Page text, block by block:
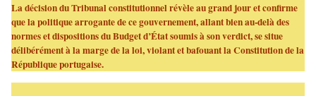
La décision du Tribunal constitutionnel révèle au grand jour et confirme
que la politique arrogante de ce gouvernement, allant bien au-delà des
normes et dispositions du Budget d’État soumis à son verdict, se situe
délibérément à la marge de la loi, violant et bafouant la Constitution de la
République portugaise.